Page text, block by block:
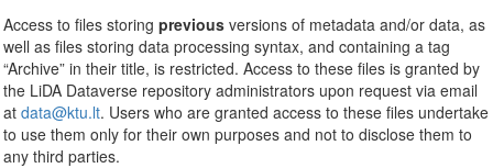
Access to files storing previousversions of metadata and/or data, as
well as files storing data processing syntax, and containing a tag
“Archive” in their title, is restricted. Access to these files is granted by
the LiDA Dataverse repository administrators upon request via email
at data@ktu.lt. Users who are granted access to these files undertake
to use them only for their own purposes and not to disclose them to
any third parties.